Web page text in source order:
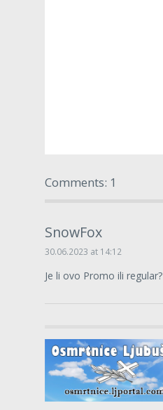
Comments: 1
SnowFox
30.06.2023 at 14:12
Je li ovo Promo ili regular?